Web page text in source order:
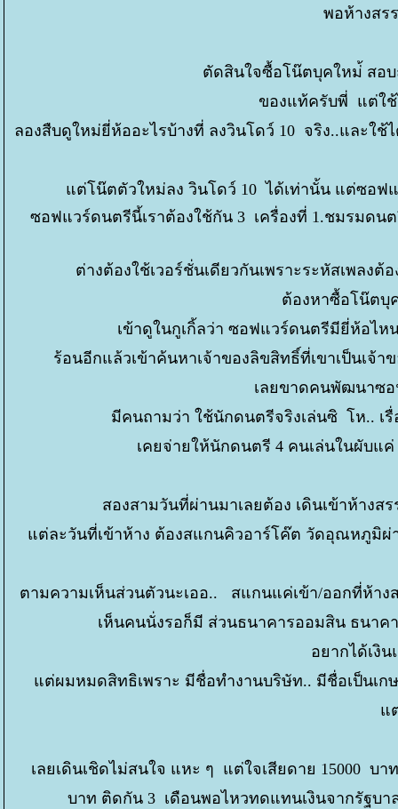
พอห้างสร
ตัดสินใจซื้อโน๊ตบุคใหม่้ สอบ
ของแท้ครับพี่ แต่ใ
ลองสืบดูใหม่ยี่ห้ออะไรบ้างที่ ลงวินโดว์ 10 จริง..และใ
ต่โน๊ตตัวใหม่ลง วินโดว์ 10 ได้เท่านั้น แต่ซอฟแว
ซอฟแวร์ดนตรีนี้เราต้องใช้กัน 3 เครื่องที่ 1.ชมรมดน
ต่างต้องใช้เวอร์ชั่นเดียวกันเพราะระหัสเพลง
ต้องหาซื้อโน๊ตบุ
เข้าดูในกูเกิ้ลว่า ซอฟแวร์ดนตรีมียี่ห้อไห
ร้อนอีกแล้วเข้าค้นหาเจ้าของลิขสิทธิ์ที่เขาเป็นเจ้
เลยขาดคนพัฒนาซอ
มีคนถามว่า ใช้นักดนตรีจริงเล่นซิ โห.. เ
เคยจ่ายให้นักดนตรี 4 คนเล่นในผับแ
สองสามวันที่ผ่านมาเลยต้อง เดินเข้าห้าง
ต่ละวันที่เข้าห้าง ต้องสแกนคิวอาร์โค๊ต วัดอุณหภูมิผ่
ตามความเห็นส่วนตัวนะเออ.. สแกนแค่เข้า/ออกที่ห้า
เห็นคนนั่งรอก็มี ส่วนธนาคารออมสิน ธนาค
อยากได้เงิน
ต่ผมหมดสิทธิเพราะ มีชื่อทำงานบริษัท.. มีชื่อเป็นเก
ต่
เลยเดินเชิดไม่สนใจ แหะ ๆ แต่ใจเสียดาย 15000 บ
บาท ติดกัน 3 เดือนพอไหวทดแทนเงินจากรัฐบ